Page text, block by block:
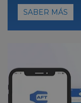
SABER MÁS